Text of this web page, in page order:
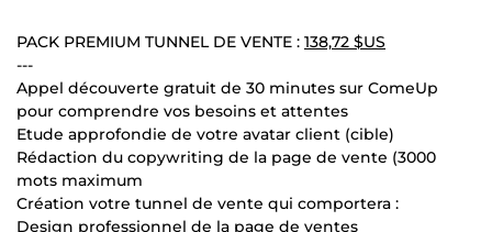
PACK PREMIUM TUNNEL DE VENTE : 138,72 $US
---
Appel découverte gratuit de 30 minutes sur ComeUp
pour comprendre vos besoins et attentes
Etude approfondie de votre avatar client (cible)
Rédaction du copywriting de la page de vente (3000
mots maximum
Création votre tunnel de vente qui comportera :
Design professionnel de la page de ventes